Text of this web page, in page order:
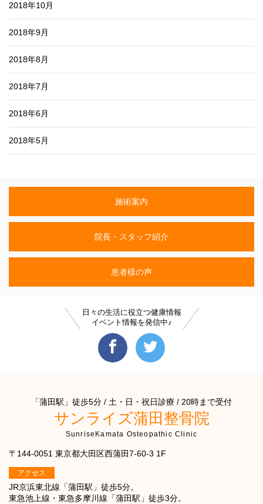
2018年10月
2018年9月
2018年8月
2018年7月
2018年6月
2018年5月
施術案内
院長・スタッフ紹介
患者様の声
日々の生活に役立つ健康情報
イベント情報を発信中♪
「蒲田駅」徒歩5分 / 土・日・祝日診療 / 20時まで受付
サンライズ蒲田整骨院
SunriseKamata Osteopathic Clinic
〒144-0051 東京都大田区西蒲田7-60-3 1F
アクセス
JR京浜東北線「蒲田駅」徒歩5分。
東急池上線・東急多摩川線「蒲田駅」徒歩3分。